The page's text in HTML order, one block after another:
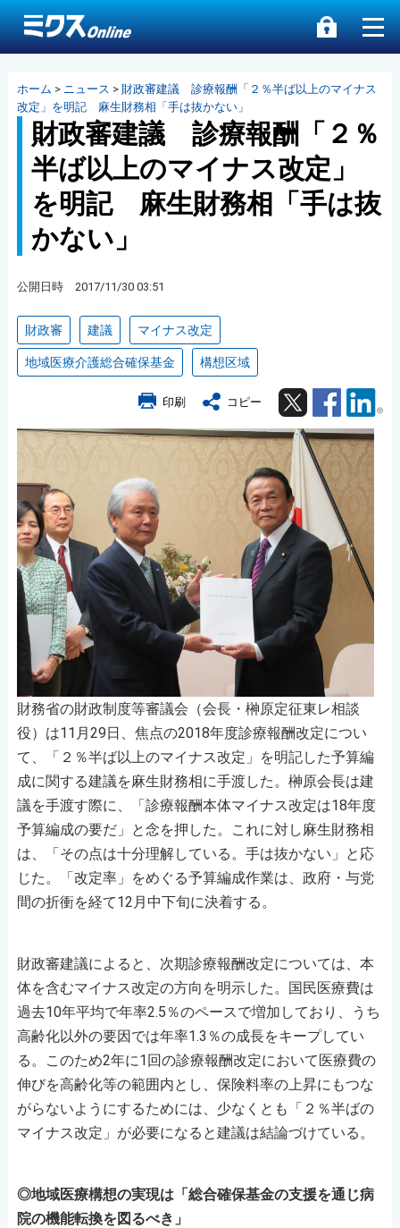
ホーム > ニュース > 財政審建議 診療報酬「２％半ば以上のマイナス
改定」を明記 麻生財務相「手は抜かない」
財政審建議 診療報酬「２％
半ば以上のマイナス改定」
を明記 麻生財務相「手は抜
かない」
公開日時 2017/11/30 03:51
財政審 建議 マイナス改定
地域医療介護総合確保基金 構想区域
印刷 コピー Twitter Facebook
財務省の財政制度等審議会（会長・榊原定征東レ相談
役）は11月29日、焦点の2018年度診療報酬改定につい
て、「２％半ば以上のマイナス改定」を明記した予算編
成に関する建議を麻生財務相に手渡した。榊原会長は建
議を手渡す際に、「診療報酬本体マイナス改定は18年度
予算編成の要だ」と念を押した。これに対し麻生財務相
は、「その点は十分理解している。手は抜かない」と応
じた。「改定率」をめぐる予算編成作業は、政府・与党
間の折衝を経て12月中下旬に決着する。
財政審建議によると、次期診療報酬改定については、本
体を含むマイナス改定の方向を明示した。国民医療費は
過去10年平均で年率2.5％のペースで増加しており、うち
高齢化以外の要因では年率1.3％の成長をキープしてい
る。このため2年に1回の診療報酬改定において医療費の
伸びを高齢化等の範囲内とし、保険料率の上昇にもつな
がらないようにするためには、少なくとも「２％半ばの
マイナス改定」が必要になると建議は結論づけている。
◎地域医療構想の実現は「総合確保基金の支援を通じ病
院の機能転換を図るべき」